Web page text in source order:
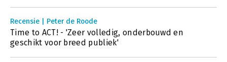
Recensie | Peter de Roode
Time to ACT! - 'Zeer volledig, onderbouwd en
geschikt voor breed publiek'